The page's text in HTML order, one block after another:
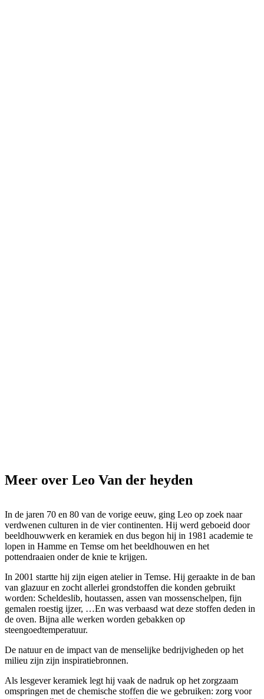
Meer over Leo Van der heyden
In de jaren 70 en 80 van de vorige eeuw, ging Leo op zoek naar
verdwenen culturen in de vier continenten. Hij werd geboeid door
beeldhouwwerk en keramiek en dus begon hij in 1981 academie te
lopen in Hamme en Temse om het beeldhouwen en het
pottendraaien onder de knie te krijgen.
In 2001 startte hij zijn eigen atelier in Temse. Hij geraakte in de ban
van glazuur en zocht allerlei grondstoffen die konden gebruikt
worden: Scheldeslib, houtassen, assen van mossenschelpen, fijn
gemalen roestig ijzer, …En was verbaasd wat deze stoffen deden in
de oven. Bijna alle werken worden gebakken op
steengoedtemperatuur.
De natuur en de impact van de menselijke bedrijvigheden op het
milieu zijn zijn inspiratiebronnen.
Als lesgever keramiek legt hij vaak de nadruk op het zorgzaam
omspringen met de chemische stoffen die we gebruiken: zorg voor